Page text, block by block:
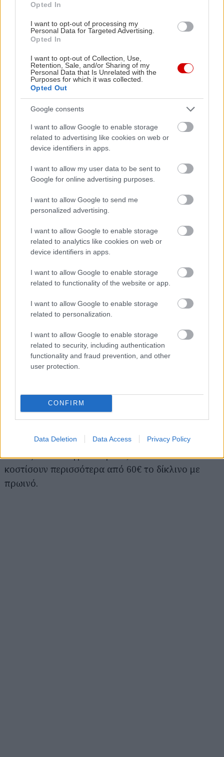
Opted In
I want to opt-out of processing my
Personal Data for Targeted Advertising.
Opted In
I want to opt-out of Collection, Use,
Retention, Sale, and/or Sharing of my
Personal Data that Is Unrelated with the
Purposes for which it was collected.
Opted Out
Google consents
I want to allow Google to enable storage
related to advertising like cookies on web or
device identifiers in apps.
I want to allow my user data to be sent to
Google for online advertising purposes.
I want to allow Google to send me
personalized advertising.
I want to allow Google to enable storage
related to analytics like cookies on web or
device identifiers in apps.
I want to allow Google to enable storage
related to functionality of the website or app.
I want to allow Google to enable storage
related to personalization.
I want to allow Google to enable storage
related to security, including authentication
functionality and fraud prevention, and other
user protection.
CONFIRM
Data Deletion Data Access Privacy Policy
Γύρω από το χιονοδρομικό κέντρο της
Βασιλίτσας…
Φαντασμαγορικά, ρουστίκ δωμάτια με μεγάλα
πέτρινα τζάκια προσφέρει τοLa Moara Boutique
Hotelστην Κρανιά Γρεβενών, τα μπαλκόνια του
οποίου απολαμβάνουν θέα στην αυτού
μεγαλειότητα της Βάλια Κάλντα. Οι τιμές τους
ξεκινούν από 82€ το δίκλινο.
Ένα χιλιόμετρο έξω από τα Γρεβενά, στην καρδιά
ενός δάσους με βελανιδιές, τοMilionis Forest
προσφέρει όμορφα, ζεστά δωμάτια σε
σούπερ τιμές: Από 51€ το δίκλινο, ή 66€ αν θέλεις
Όσο πιο κοντά στο χιονοδρομικό γίνεται, σε
χωριό Φιλιππαίοι, ταNatasa Roomsείναι λιτά
αλλά ζεστά και φροντισμένα, και δεν θα σου
κοστίσουν περισσότερα από 60€ το δίκλινο με
πρωινό.